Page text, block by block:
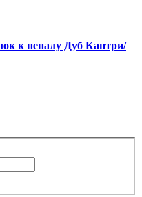
к пеналу Дуб Кантри/